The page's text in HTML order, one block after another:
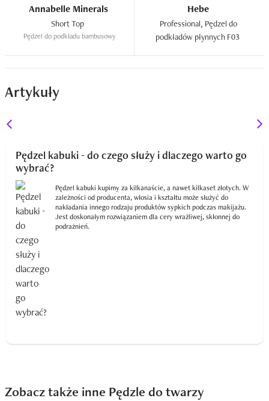
Annabelle Minerals
Pędzel do podkładu bambusowy
Hebe
Professional, Pędzel do
Artykuły
Pędzel kabuki - do czego służy i dlaczego warto go
wybrać?
Pędzel kabuki kupimy za kilkanaście, a nawet kilkaset złotych. W
zależności od producenta, włosia i kształtu może służyć do
nakładania innego rodzaju produktów sypkich podczas makijażu.
Jest doskonałym rozwiązaniem dla cery wrażliwej, skłonnej do
podrażnień.
Zobacz także inne Pędzle do twarzy